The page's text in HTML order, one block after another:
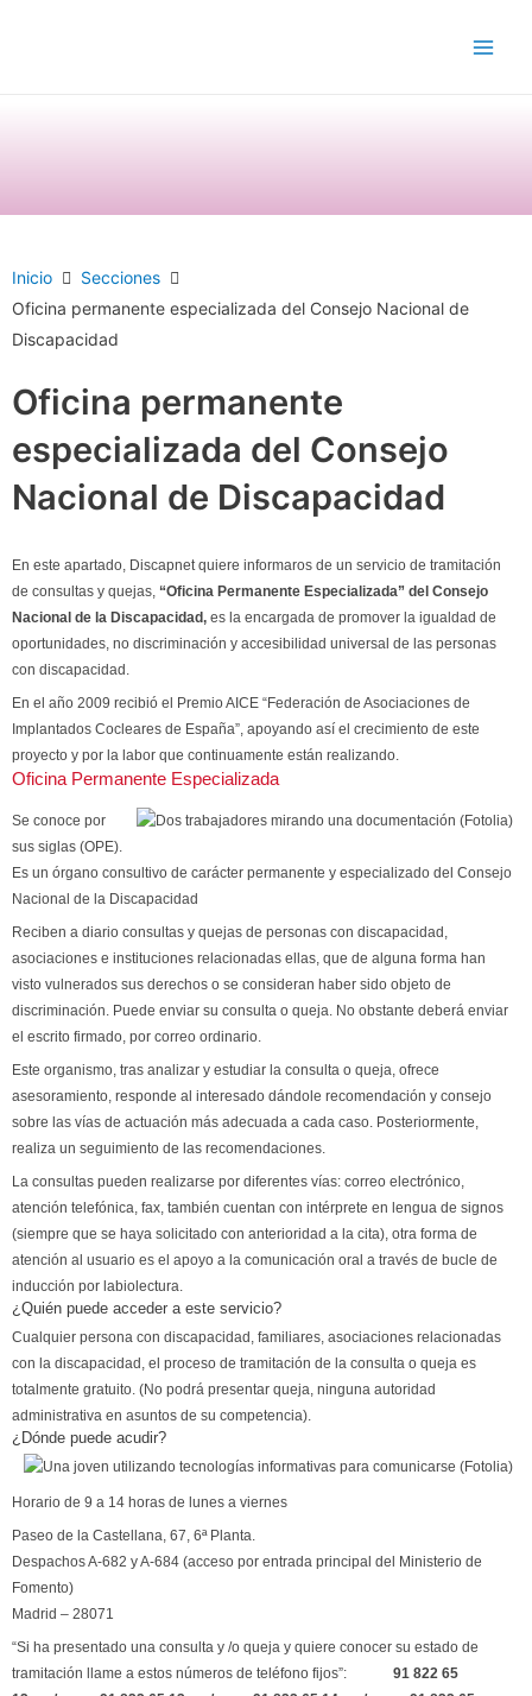
Inicio
Secciones
Oficina permanente especializada del Consejo Nacional de
Discapacidad
Oficina permanente
especializada del Consejo
Nacional de Discapacidad
En este apartado, Discapnet quiere informaros de un servicio de tramitación
de consultas y quejas, “Oficina Permanente Especializada” del Consejo
Nacional de la Discapacidad, es la encargada de promover la igualdad de
oportunidades, no discriminación y accesibilidad universal de las personas
con discapacidad.
En el año 2009 recibió el Premio AICE “Federación de Asociaciones de
Implantados Cocleares de España”, apoyando así el crecimiento de este
proyecto y por la labor que continuamente están realizando.
Oficina Permanente Especializada
Se conoce por
sus siglas (OPE).
Es un órgano consultivo de carácter permanente y especializado del Consejo
Nacional de la Discapacidad
Reciben a diario consultas y quejas de personas con discapacidad,
asociaciones e instituciones relacionadas ellas, que de alguna forma han
visto vulnerados sus derechos o se consideran haber sido objeto de
discriminación. Puede enviar su consulta o queja. No obstante deberá enviar
el escrito firmado, por correo ordinario.
Este organismo, tras analizar y estudiar la consulta o queja, ofrece
asesoramiento, responde al interesado dándole recomendación y consejo
sobre las vías de actuación más adecuada a cada caso. Posteriormente,
realiza un seguimiento de las recomendaciones.
La consultas pueden realizarse por diferentes vías: correo electrónico,
atención telefónica, fax, también cuentan con intérprete en lengua de signos
(siempre que se haya solicitado con anterioridad a la cita), otra forma de
atención al usuario es el apoyo a la comunicación oral a través de bucle de
inducción por labiolectura.
¿Quién puede acceder a este servicio?
Cualquier persona con discapacidad, familiares, asociaciones relacionadas
con la discapacidad, el proceso de tramitación de la consulta o queja es
totalmente gratuito. (No podrá presentar queja, ninguna autoridad
administrativa en asuntos de su competencia).
¿Dónde puede acudir?
Horario de 9 a 14 horas de lunes a viernes
Paseo de la Castellana, 67, 6ª Planta.
Despachos A-682 y A-684 (acceso por entrada principal del Ministerio de
Fomento)
Madrid – 28071
“Si ha presentado una consulta y /o queja y quiere conocer su estado de
tramitación llame a estos números de teléfono fijos”:
91 822 65